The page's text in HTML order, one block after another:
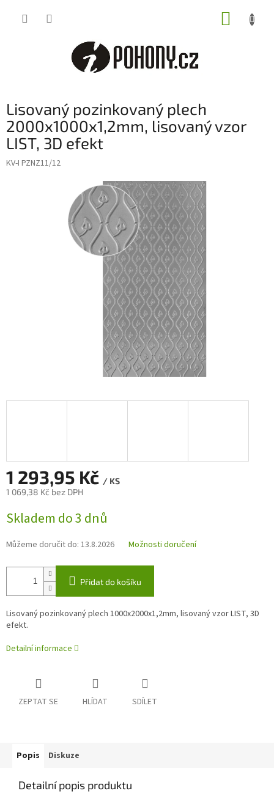
Lisovaný pozinkovaný plech
2000x1000x1,2mm, lisovaný vzor
LIST, 3D efekt
KV-I PZNZ11/12
1 293,95 Kč / KS
1 069,38 Kč bez DPH
cena:
Skladem do 3 dnů
Můžeme doručit do: 13.8.2026 Možnosti doručení
Přidat do košíku
Lisovaný pozinkovaný plech 1000x2000x1,2mm, lisovaný vzor LIST, 3D
efekt.
Detailní informace
ZEPTAT SE HLÍDAT SDÍLET
Popis Diskuze
Detailní popis produktu